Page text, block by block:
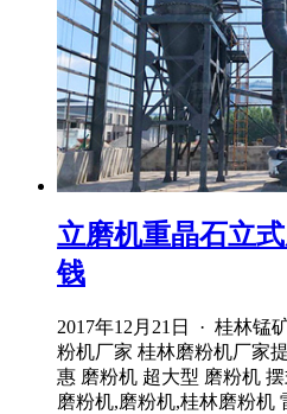
立磨机重晶石立
钱
2017年12月21日 · 桂林锰
粉机厂家 桂林磨粉机厂家
惠 磨粉机 超大型 磨粉机
磨粉机,磨粉机,桂林磨粉机